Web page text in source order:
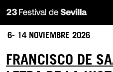
Skip
to
main
6- 14 NOVIEMBRE 2026
FRANCISCO DE